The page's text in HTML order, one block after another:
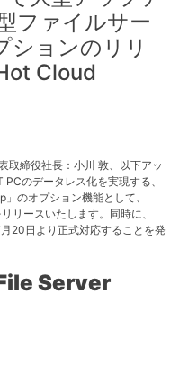
ファイルサー
ションのリリ
Cloud
取締役社長：小川 敦、以下アッ
のデータレス化を実現する、
のオプション機能として、
リースいたします。同時に、
20日より正式対応することを発
Server